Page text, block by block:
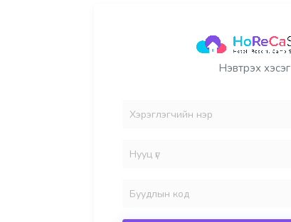
Нэвтрэх хэсэг